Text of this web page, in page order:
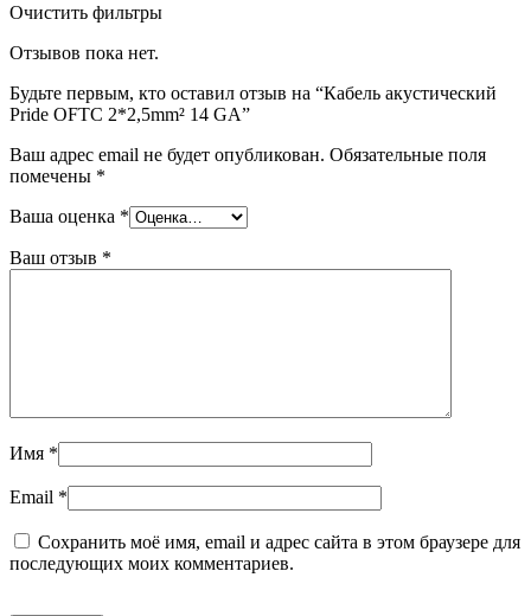
Очистить фильтры
Отзывов пока нет.
Будьте первым, кто оставил отзыв на “Кабель акустический
Pride OFTC 2*2,5mm² 14 GA”
Ваш адрес email не будет опубликован. Обязательные поля
помечены *
Ваша оценка *
Ваш отзыв *
Имя *
Email *
Сохранить моё имя, email и адрес сайта в этом браузере для
последующих моих комментариев.